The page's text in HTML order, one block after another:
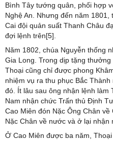
Bình Tây tướng quân, phối hợp
Nghệ An. Nhưng đến năm
Cai đội quản suất Thanh Châu
đợi lệnh trên[5].
Năm 1802, chúa Nguyễn thống
Gia Long. Trong dịp tặng
Thoại cũng chỉ được phong
nhiệm vụ ra thu phục Bắc
đó. Ít lâu sau ông nhận lệnh làm
Nam nhận chức Trấn thủ Định
Cao Miên đón Nặc Ông Chân
Nặc Chân về nước và ở lại nhận
Ở Cao Miên được ba năm,